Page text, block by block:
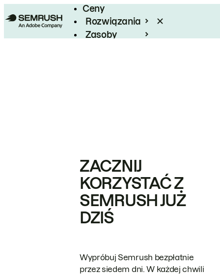
Ceny
Rozwiązania
Zasoby
ZACZNIJ
KORZYSTAĆ Z
SEMRUSH JUŻ
DZIŚ
Wypróbuj Semrush bezpłatnie
przez siedem dni. W każdej chwili